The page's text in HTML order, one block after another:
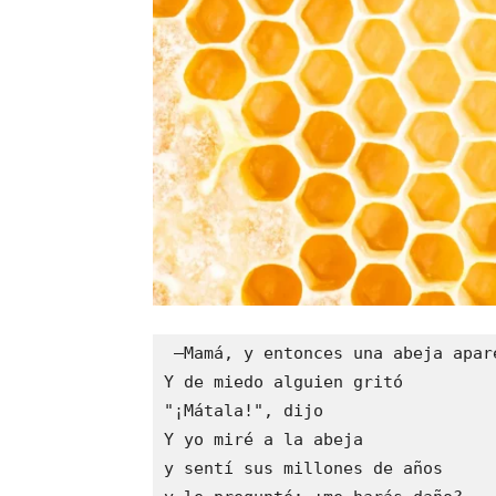
—Mamá, y entonces una abeja
Y de miedo alguien gritó
"¡Mátala!", dijo
Y yo miré a la abeja
y sentí sus millones de años